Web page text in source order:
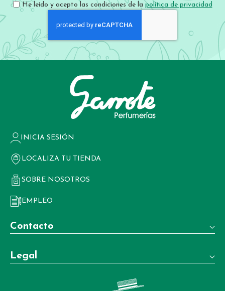
Newsletter:
He leído y acepto las condiciones de la política de privacidad
INICIA SESIÓN
LOCALIZA TU TIENDA
SOBRE NOSOTROS
EMPLEO
Contacto
Teléfono:
+34 981 22 97 83
Legal
Términos y condiciones de venta